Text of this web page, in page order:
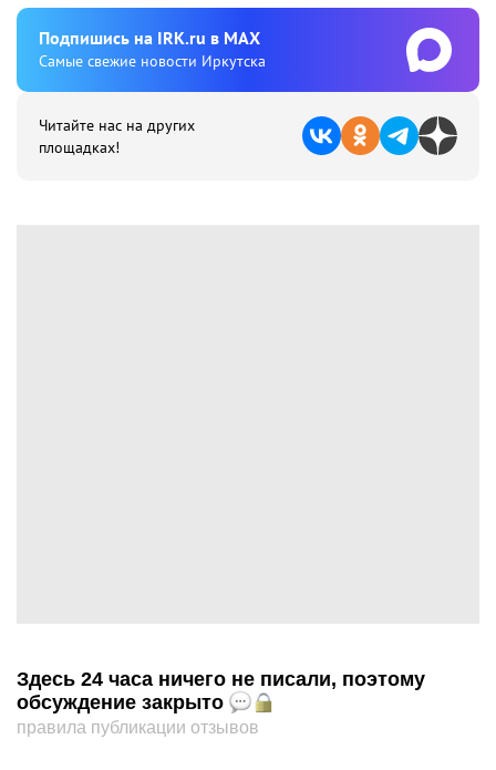
Подпишиcь на IRK.ru в MAX
Cамые свежие новости Иркутска
Читайте нас на других
площадках!
Здесь 24 часа ничего не писали, поэтому
обсуждение закрыто
правила публикации отзывов